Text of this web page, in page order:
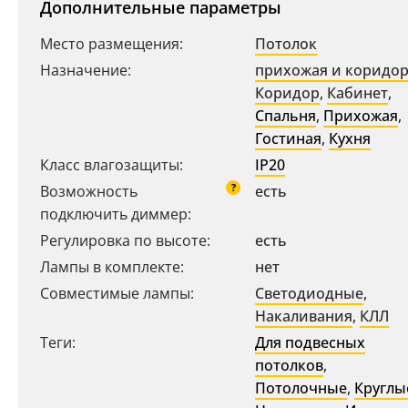
Ваш регион: Москва
+7 (800) 775-63-32- бесплатно по России
+7 (495) 255-03-21- бесплатная доставка
Дополнительные параметры
Место размещения:
Потолок
Назначение:
прихожая и коридор
Коридор, Кабинет,
Спальня, Прихожая,
Гостиная, Кухня
Класс влагозащиты:
IP20
Возможность
подключить диммер:
? есть
Регулировка по высоте:
есть
Лампы в комплекте:
нет
Совместимые лампы:
Светодиодные,
Накаливания, КЛЛ
Теги:
Для подвесных
потолков,
Потолочные,